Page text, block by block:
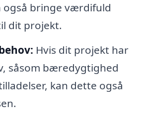
også bringe værdifuld
dit projekt.
Hvis dit projekt har
såsom bæredygtighed
kan dette også